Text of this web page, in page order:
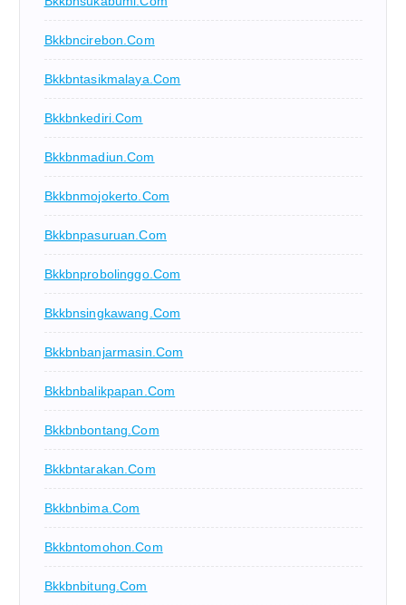
Bkkbncirebon.com
Bkkbntasikmalaya.com
Bkkbnkediri.com
Bkkbnmadiun.com
Bkkbnmojokerto.com
Bkkbnpasuruan.com
Bkkbnprobolinggo.com
Bkkbnsingkawang.com
Bkkbnbanjarmasin.com
Bkkbnbalikpapan.com
Bkkbnbontang.com
Bkkbntarakan.com
Bkkbnbima.com
Bkkbntomohon.com
Bkkbnbitung.com